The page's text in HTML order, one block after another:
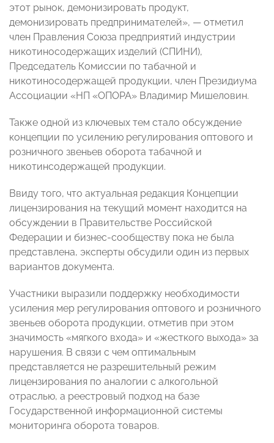
этот рынок, демонизировать продукт,
демонизировать предпринимателей», — отметил
член Правления Союза предприятий индустрии
никотиносодержащих изделий (СПИНИ),
Председатель Комиссии по табачной и
никотиносодержащей продукции, член Президиума
Ассоциации «НП «ОПОРА» Владимир Мишеловин.
Также одной из ключевых тем стало обсуждение
концепции по усилению регулирования оптового и
розничного звеньев оборота табачной и
никотинсодержащей продукции.
Ввиду того, что актуальная редакция Концепции
лицензирования на текущий момент находится на
обсуждении в Правительстве Российской
Федерации и бизнес-сообществу пока не была
представлена, эксперты обсудили один из первых
вариантов документа.
Участники выразили поддержку необходимости
усиления мер регулирования оптового и розничного
звеньев оборота продукции, отметив при этом
значимость «мягкого входа» и «жесткого выхода» за
нарушения. В связи с чем оптимальным
представляется не разрешительный режим
лицензирования по аналогии с алкогольной
отраслью, а реестровый подход на базе
Государственной информационной системы
мониторинга оборота товаров.